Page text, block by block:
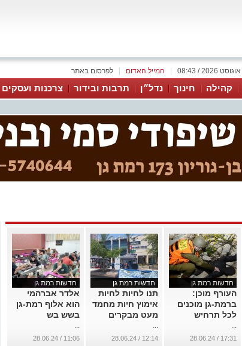
לפרסום באתר המייל האדום
קהילה חינוך נדל״ן תרבות ובידור צרכנות ועסקים
חדשות רמת גן
העורף מוכן:
ברמת-גן מוכנים
לכל תרחיש
...
17:31 / 28.06.24
חדשות רמת גן
תנו לחיות לחיות
אימוץ חיות מחמד
מעט מבקרים
...
12:14 / 28.06.24
חדשות רמת גן
אלדר אברהמי
הוא אלוף רמת-גן
בשש בש
...
11:06 / 28.06.24